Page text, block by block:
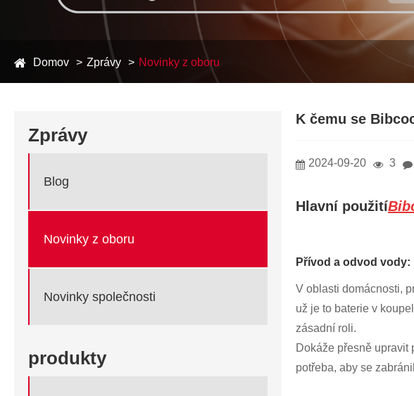
Domov Zprávy Novinky z oboru
Zprávy
Blog
Novinky z oboru
Novinky společnosti
produkty
K čemu se
2024-09-20 3
Hlavní použití
Přívod a odvod vody:
V oblasti domácnosti,
už je to baterie v
zásadní roli.
Dokáže přesně upravit
potřeba, aby se